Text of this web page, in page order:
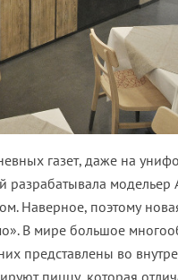
газет, даже на
модельер
Наверное, поэтому
В мире большое
представлены во